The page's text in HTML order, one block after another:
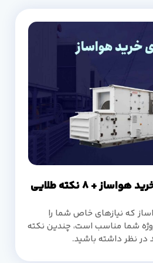
+ 8 نکته طلایی
که نیازهای خاص شما را
شما مناسب است، چندین نکته
در نظر داشته باشید.